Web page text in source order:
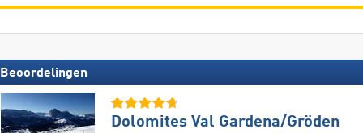
Beoordelingen
Dolomites Val Gardena/​Gröden